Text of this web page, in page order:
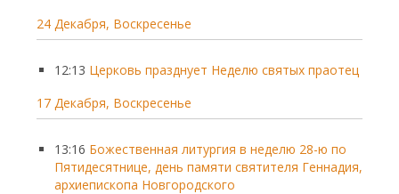
24 Декабря, Воскресенье
12:13 Церковь празднует Неделю святых праотец
17 Декабря, Воскресенье
13:16 Божественная литургия в неделю 28-ю по
Пятидесятнице, день памяти святителя Геннадия,
архиепископа Новгородского